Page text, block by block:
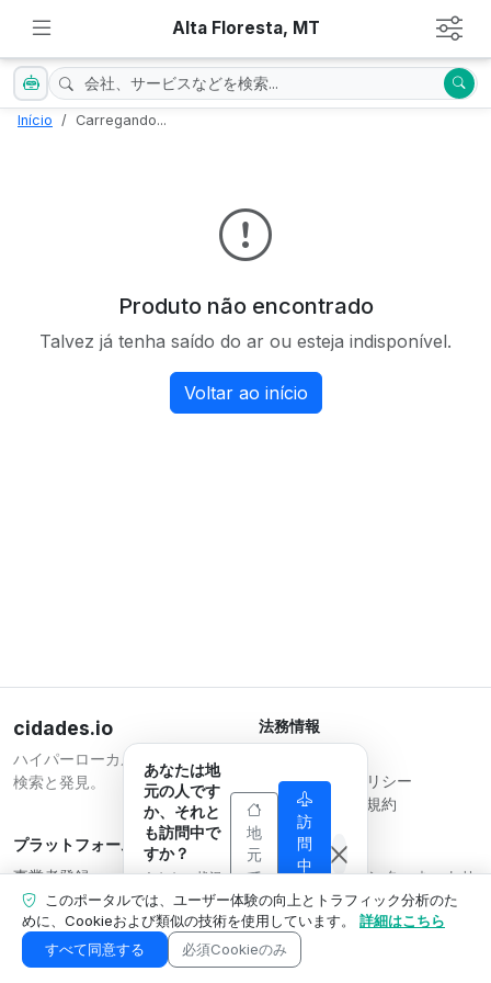
Alta Floresta, MT
Início Carregando...
Produto não encontrado
Talvez já tenha saído do ar ou esteja indisponível.
Voltar ao início
cidades.io
ハイパーローカルな
検索と発見。
法務情報
プライバシーポリシー
事業者向け利用規約
プラットフォーム
事業者登録
プラン
お問い合わせ
事業者エリア
運営会社
Serverplace インターネットサ
ービス
CNPJ 04.114.466/0001-79
© 2026
このポータルでは、ユーザー体験の向上とトラフィック分析のた
めに、Cookieおよび類似の技術を使用しています。 詳細はこちら
すべて同意する
必須Cookieのみ
あなたは地
元の人です
か、それと
も訪問中で
すか？
あなたの状況
に合わせて表
示内容を調整
します。
地
元
で
す
訪
問
中
す